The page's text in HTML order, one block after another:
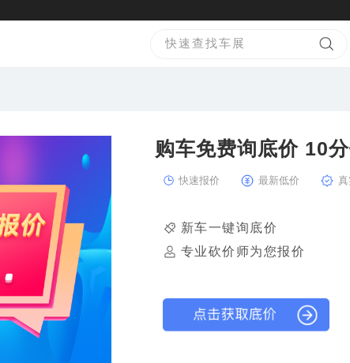
购车免
快速报价 最新低价
新车一键询底价
专业砍价师为您报价